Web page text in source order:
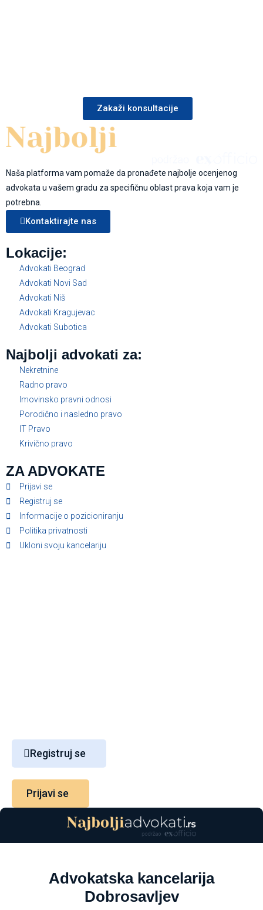
Zakaži konsultacije
Naša platforma vam pomaže da pronađete najbolje ocenjenog
advokata u vašem gradu za specifičnu oblast prava koja vam je
potrebna.
Kontaktirajte nas
Lokacije:
Advokati Beograd
Advokati Novi Sad
Advokati Niš
Advokati Kragujevac
Advokati Subotica
Najbolji advokati za:
Nekretnine
Radno pravo
Imovinsko pravni odnosi
Porodično i nasledno pravo
IT Pravo
Krivično pravo
ZA ADVOKATE
Prijavi se
Registruj se
Informacije o pozicioniranju
Politika privatnosti
Ukloni svoju kancelariju
Registruj se
Prijavi se
Advokatska kancelarija
Dobrosavljev